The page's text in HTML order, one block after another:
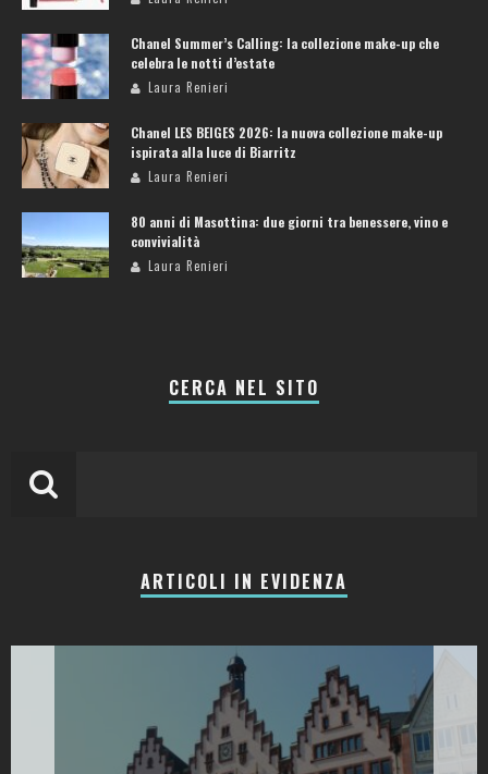
Chanel Summer’s Calling: la collezione make-up che
celebra le notti d’estate
Laura Renieri
Chanel LES BEIGES 2026: la nuova collezione make-up
ispirata alla luce di Biarritz
Laura Renieri
80 anni di Masottina: due giorni tra benessere, vino e
convivialità
Laura Renieri
CERCA NEL SITO
ARTICOLI IN EVIDENZA